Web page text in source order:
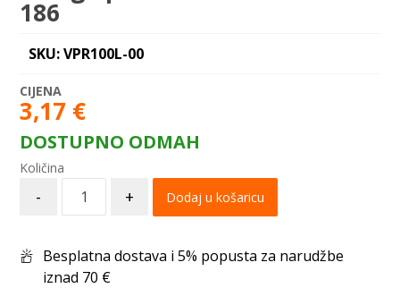
186
SKU: VPR100L-00
3,17 €
DOSTUPNO ODMAH
- + Dodaj u košaricu
Besplatna dostava i 5% popusta za narudžbe
iznad 70 €